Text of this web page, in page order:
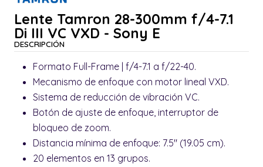
Lente Tamron 28-300mm f/4-7.1
Di III VC VXD - Sony E
DESCRIPCIÓN
Formato Full-Frame | f/4-7.1 a f/22-40.
Mecanismo de enfoque con motor lineal VXD.
Sistema de reducción de vibración VC.
Botón de ajuste de enfoque, interruptor de
bloqueo de zoom.
Distancia mínima de enfoque: 7.5" (19.05 cm).
20 elementos en 13 grupos.